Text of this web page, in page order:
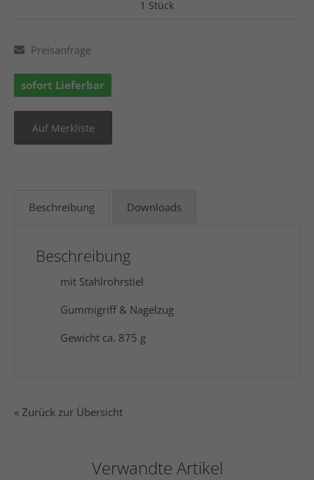
1 Stück
Preisanfrage
sofort Lieferbar
Beschreibung Downloads
Beschreibung
mit Stahlrohrstiel
Gummigriff & Nagelzug
Gewicht ca. 875 g
« Zurück zur Übersicht
Verwandte Artikel